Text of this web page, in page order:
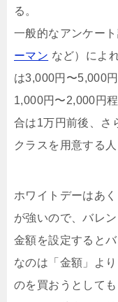
る。
一般的なアンケー
ーマン など）によ
は3,000円〜5,000
1,000円〜2,000円
合は1万円前後、さ
クラスを用意する人
ホワイトデーはあ
が強いので、バレ
金額を設定すると
なのは「金額」よ
のを買おうとして